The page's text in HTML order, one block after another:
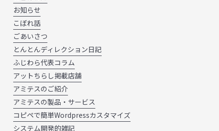
お知らせ
こぼれ話
ごあいさつ
とんとんディレクション日記
ふじわら代表コラム
アットちらし掲載店舗
アミテスのご紹介
アミテスの製品・サービス
コピペで簡単Wordpressカスタマイズ
システム開発的雑記